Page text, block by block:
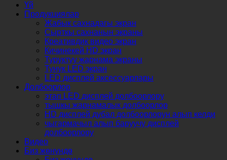
Үй
Продукциялар
Жабык сахнадагы экран
Сырткы сахнанын экраны
Креативдик видео экран
Кичинекей HD экран
Туруктуу жарнама экраны
Тунук LED экран
LED дисплей аксессуарлары
Долбоорлор
этап LED дисплей долбоорлору
тышкы жарнамалык долбоорлор
HD дисплей дубал долбоорлорун алып келди
чыгармачыл алып баруучу дисплей
долбоорлору
Видео
Биз жөнүндө